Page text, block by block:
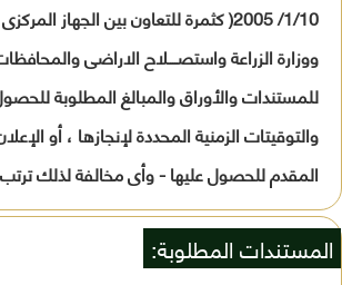
1/10/ 2005( كثمرة للتعاون بين الجهاز
ووزارة الزراعة واستصــــلاح الاراضى
للمستندات والأوراق والمبالغ المطلوبة
والتوقيتات الزمنية المحددة لإنجازها ، أو
المقدم للحصول عليها - وأى مخالفة لذلك
المستندات المطلوبة: